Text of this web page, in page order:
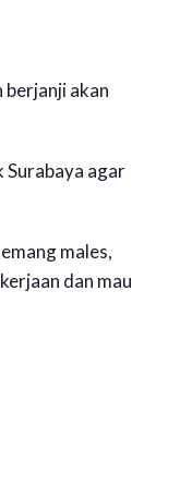
berjanji akan
Surabaya agar
males,
dan mau